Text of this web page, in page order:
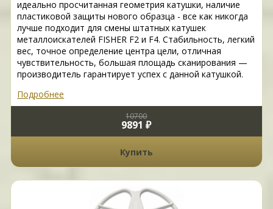
идеально просчитанная геометрия катушки, наличие
пластиковой защиты нового образца - все как никогда
лучше подходит для смены штатных катушек
металлоискателей FISHER F2 и F4. Стабильность, легкий
вес, точное определение центра цели, отличная
чувствительность, большая площадь сканирования —
производитель гарантирует успех с данной катушкой.
Подробнее
10700
9891 ₽
Купить